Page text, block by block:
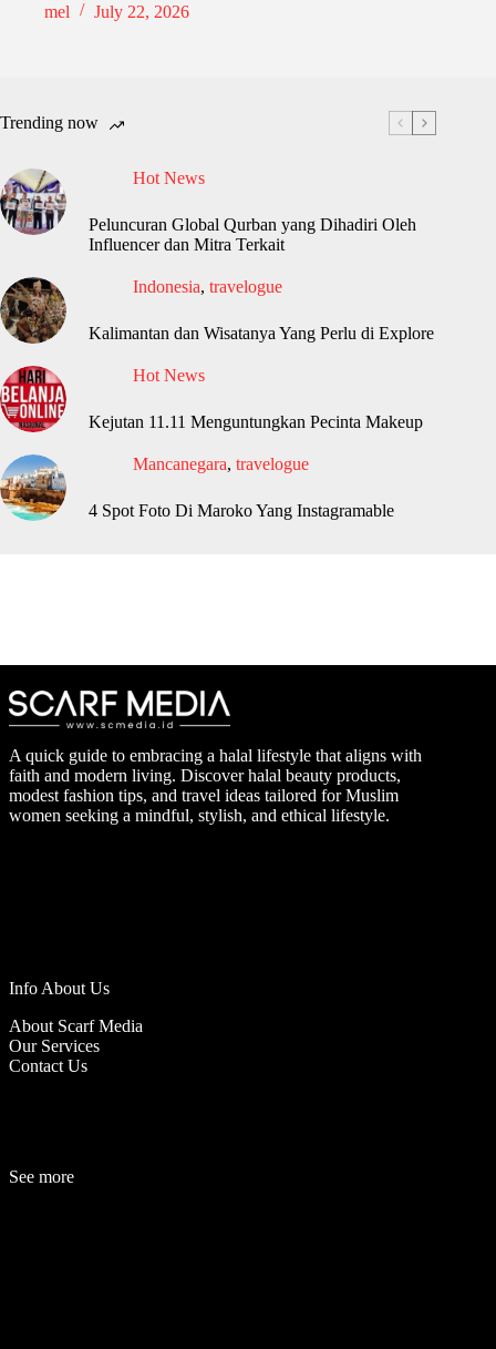
mel
July 22, 2026
Trending now
Hot News
Peluncuran Global Qurban yang Dihadiri Oleh
Influencer dan Mitra Terkait
Indonesia, travelogue
Kalimantan dan Wisatanya Yang Perlu di Explore
Hot News
Kejutan 11.11 Menguntungkan Pecinta Makeup
Mancanegara, travelogue
4 Spot Foto Di Maroko Yang Instagramable
A quick guide to embracing a halal lifestyle that aligns with
faith and modern living. Discover halal beauty products,
modest fashion tips, and travel ideas tailored for Muslim
women seeking a mindful, stylish, and ethical lifestyle.
Info About Us
About Scarf Media
Our Services
Contact Us
See more